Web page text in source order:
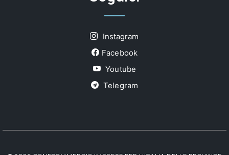
Instagram
Facebook
Youtube
Telegram